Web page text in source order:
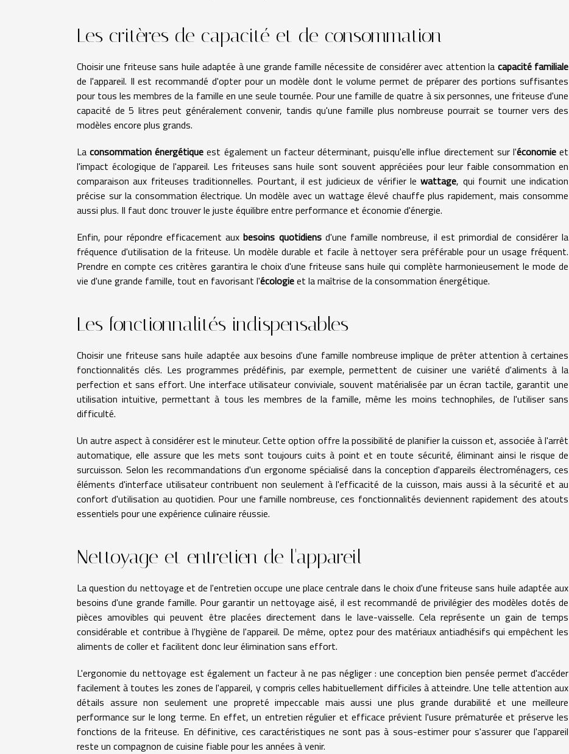
Les critères de capacité et de consommation
Choisir une friteuse sans huile adaptée à une grande famille nécessite de considérer avec attention la capacité familiale
de l'appareil. Il est recommandé d'opter pour un modèle dont le volume permet de préparer des portions suffisantes
pour tous les membres de la famille en une seule tournée. Pour une famille de quatre à six personnes, une friteuse d'une
capacité de 5 litres peut généralement convenir, tandis qu'une famille plus nombreuse pourrait se tourner vers des
modèles encore plus grands.
Laconsommation énergétique est également un facteur déterminant, puisqu'elle influe directement sur l'économieet
l'impact écologique de l'appareil. Les friteuses sans huile sont souvent appréciées pour leur faible consommation en
comparaison aux friteuses traditionnelles. Pourtant, il est judicieux de vérifier lewattage, qui fournit une indication
précise sur la consommation électrique. Un modèle avec un wattage élevé chauffe plus rapidement, mais consomme
aussi plus. Il faut donc trouver le juste équilibre entre performance et économie d'énergie.
Enfin, pour répondre efficacement auxbesoins quotidiensd'une famille nombreuse, il est primordial de considérer la
fréquence d'utilisation de la friteuse. Un modèle durable et facile à nettoyer sera préférable pour un usage fréquent.
Prendre en compte ces critères garantira le choix d'une friteuse sans huile qui complète harmonieusement le mode de
vie d'une grande famille, tout en favorisant l'écologieet la maîtrise de la consommation énergétique.
Les fonctionnalités indispensables
Choisir une friteuse sans huile adaptée aux besoins d'une famille nombreuse implique de prêter attention à certaines
fonctionnalités clés. Les programmes prédéfinis, par exemple, permettent de cuisiner une variété d'aliments à la
perfection et sans effort. Une interface utilisateur conviviale, souvent matérialisée par un écran tactile, garantit une
utilisation intuitive, permettant à tous les membres de la famille, même les moins technophiles, de l'utiliser sans
difficulté.
Un autre aspect à considérer est le minuteur. Cette option offre la possibilité de planifier la cuisson et, associée à l'arrêt
automatique, elle assure que les mets sont toujours cuits à point et en toute sécurité, éliminant ainsi le risque de
surcuisson. Selon les recommandations d'un ergonome spécialisé dans la conception d'appareils électroménagers, ces
éléments d'interface utilisateur contribuent non seulement à l'efficacité de la cuisson, mais aussi à la sécurité et au
confort d'utilisation au quotidien. Pour une famille nombreuse, ces fonctionnalités deviennent rapidement des atouts
essentiels pour une expérience culinaire réussie.
Nettoyage et entretien de l'appareil
La question du nettoyage et de l'entretien occupe une place centrale dans le choix d'une friteuse sans huile adaptée aux
besoins d'une grande famille. Pour garantir un nettoyage aisé, il est recommandé de privilégier des modèles dotés de
pièces amovibles qui peuvent être placées directement dans le lave-vaisselle. Cela représente un gain de temps
considérable et contribue à l'hygiène de l'appareil. De même, optez pour des matériaux antiadhésifs qui empêchent les
aliments de coller et facilitent donc leur élimination sans effort.
L'ergonomie du nettoyage est également un facteur à ne pas négliger : une conception bien pensée permet d'accéder
facilement à toutes les zones de l'appareil, y compris celles habituellement difficiles à atteindre. Une telle attention aux
détails assure non seulement une propreté impeccable mais aussi une plus grande durabilité et une meilleure
performance sur le long terme. En effet, un entretien régulier et efficace prévient l'usure prématurée et préserve les
fonctions de la friteuse. En définitive, ces caractéristiques ne sont pas à sous-estimer pour s'assurer que l'appareil
reste un compagnon de cuisine fiable pour les années à venir.